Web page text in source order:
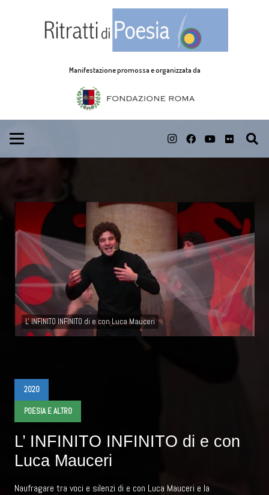
Manifestazione promossa e organizzata da
L' INFINITO INFINITO di e con Luca Mauceri
2020
POESIA E ALTRO
L’ INFINITO INFINITO di e con
Luca Mauceri
Naufragare tra voci e silenzi di e con Luca Mauceri e la